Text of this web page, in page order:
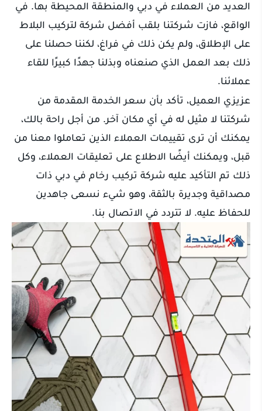
العديد من العملاء في دبي والمنطقة المحيطة بها. في
الواقع، فازت شركتنا بلقب أفضل شركة لتركيب البلاط
على الإطلاق، ولم يكن ذلك في فراغ، لكننا حصلنا على
ذلك بعد العمل الذي صنعناه وبذلنا جهدًا كبيرًا للقاء
عملائنا.
عزيزي العميل، تأكد بأن سعر الخدمة المقدمة من
شركتنا لا مثيل له في أي مكان آخر. من أجل راحة بالك،
يمكنك أن ترى تقييمات العملاء الذين تعاملوا معنا من
قبل، ويمكنك أيضًا الاطلاع على تعليقات العملاء، وكل
ذلك تم التأكيد عليه شركة تركيب رخام في دبي ذات
مصداقية وجديرة بالثقة، وهو شيء نسعى جاهدين
للحفاظ عليه. لا تتردد في الاتصال بنا.